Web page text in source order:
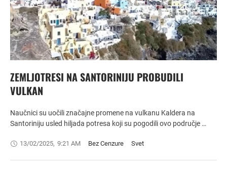
ZEMLJOTRESI NA SANTORINIJU PROBUDILI
VULKAN
Naučnici su uočili značajne promene na vulkanu Kaldera na
Santoriniju usled hiljada potresa koji su pogodili ovo područje …
13/02/2025, 9:21 AM Bez Cenzure Svet